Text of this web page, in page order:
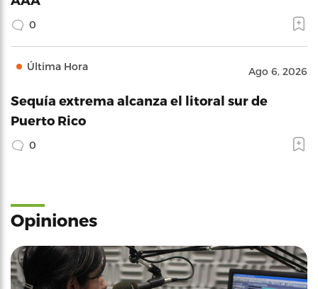
0
Última Hora Ago 6, 2026
Sequía extrema alcanza el litoral sur de
Puerto Rico
0
Opiniones